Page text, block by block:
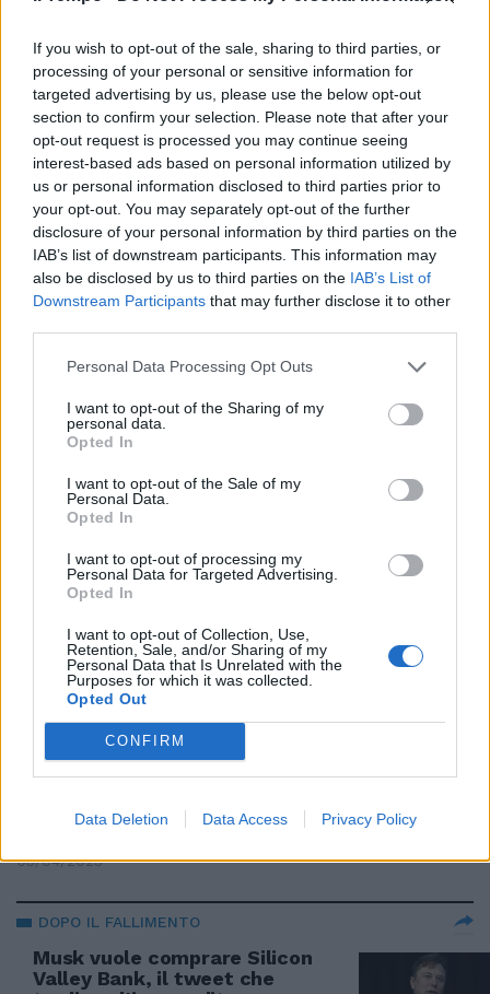
If you wish to opt-out of the sale, sharing to third parties, or
processing of your personal or sensitive information for
targeted advertising by us, please use the below opt-out
section to confirm your selection. Please note that after your
opt-out request is processed you may continue seeing
interest-based ads based on personal information utilized by
us or personal information disclosed to third parties prior to
your opt-out. You may separately opt-out of the further
disclosure of your personal information by third parties on the
IAB’s list of downstream participants. This information may
also be disclosed by us to third parties on the IAB’s List of
Downstream Participants that may further disclose it to other
Personal Data Processing Opt Outs
I want to opt-out of the Sharing of my
personal data.
Opted In
I want to opt-out of the Sale of my
Personal Data.
Opted In
I want to opt-out of processing my
Personal Data for Targeted Advertising.
Opted In
I want to opt-out of Collection, Use,
Retention, Sale, and/or Sharing of my
Personal Data that Is Unrelated with the
Purposes for which it was collected.
Opted Out
CONFIRM
Data Deletion Data Access Privacy Policy
TECNOLOGIA
"Su Twitter arrivano le
videochiamate". L'annuncio di
Elon Musk
10/05/2023
DIGITALE
Privacy e pubblicità, la stretta
Ue su social e big tech. Quando
scattano i controlli
25/04/2023
TWITTER IN SUBBUGLIO
riavere la spunta blu
21/04/2023
SPUNTA ADDIO
flop: i vip sparano a zero su
Musk
21/04/2023
CRIPTOVALUTA
Musk usa Twitter per
speculare? Il caso del nuovo
logo del social
03/04/2023
DOPO IL FALLIMENTO
Musk vuole comprare Silicon
Valley Bank, il tweet che